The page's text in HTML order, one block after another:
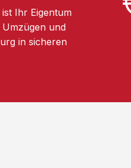
Ihr Eigentum
und
in sicheren